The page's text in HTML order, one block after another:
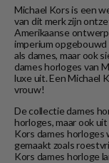
Michael Kors is een
van dit merk zijn
Amerikaanse
imperium
als dames, maar ook
dames horloges van
luxe uit. Een Michael
vrouw!
De collectie dames
horloges, maar ook
Kors dames
gemaakt zoals
Kors dames horloge